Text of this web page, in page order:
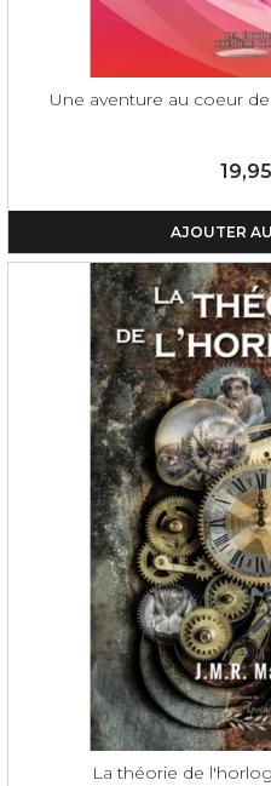
Une aventure au coeur de
AJOUTER
La théorie de